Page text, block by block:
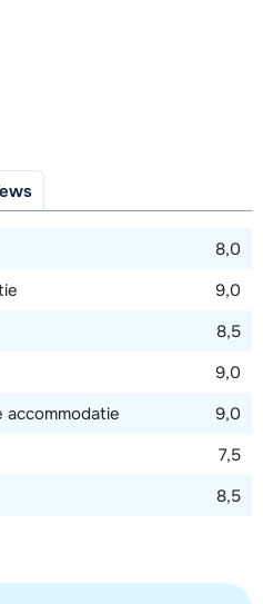
8,0
9,0
8,5
9,0
accommodatie
9,0
7,5
8,5